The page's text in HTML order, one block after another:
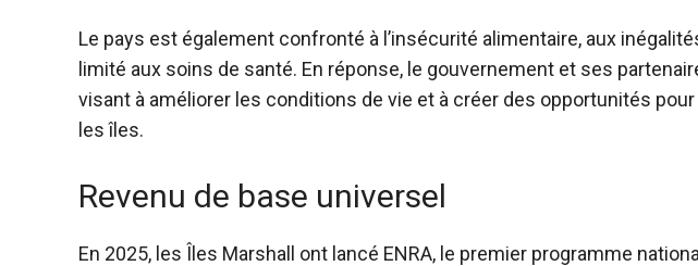
Le pays est également confronté à l’insécurité alimentaire, aux
limité aux soins de santé. En réponse, le gouvernement et ses
visant à améliorer les conditions de vie et à créer des opportunités
les îles.
Revenu de base universel
En 2025, les Îles Marshall ont lancé ENRA, le premier programme